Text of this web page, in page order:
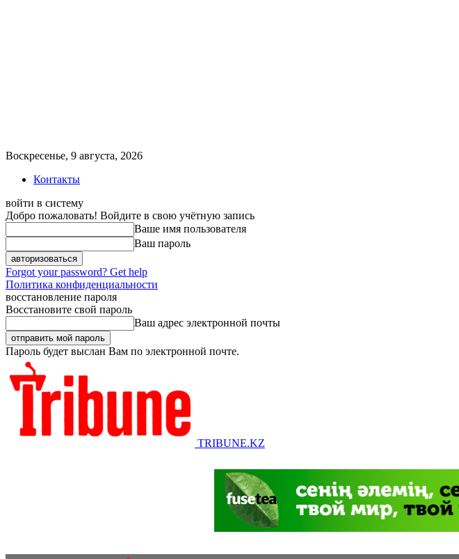
Воскресенье, 9 августа, 2026
Контакты
войти в систему
Добро пожаловать! Войдите в свою учётную запись
Ваше имя пользователя
Ваш пароль
Forgot your password? Get help
Политика конфиденциальности
восстановление пароля
Восстановите свой пароль
Ваш адрес электронной почты
Пароль будет выслан Вам по электронной почте.
TRIBUNE.KZ